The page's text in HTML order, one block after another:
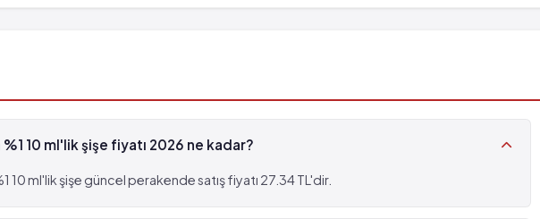
%1 10 ml'lik şişe fiyatı 2026 ne kadar?
10 ml'lik şişe güncel perakende satış fiyatı 27.34 TL'dir.